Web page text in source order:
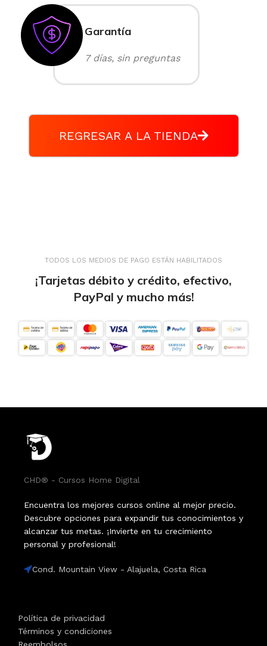
Garantía
7 días, sin preguntas
REGRESAR A LA TIENDA
TODOS LOS MEDIOS DE PAGO ESTÁN HABILITADOS
¡Tarjetas débito y crédito, efectivo,
PayPal y mucho más!
CHD® - Cursos Home Digital
Encuentra los mejores cursos online al mejor precio.
Descubre opciones para expandir tus conocimientos y
alcanzar tus metas. ¡Invierte en tu crecimiento
personal y profesional!
Cond. Mountain View - Alajuela, Costa Rica
Política de privacidad
Términos y condiciones
Reembolsos